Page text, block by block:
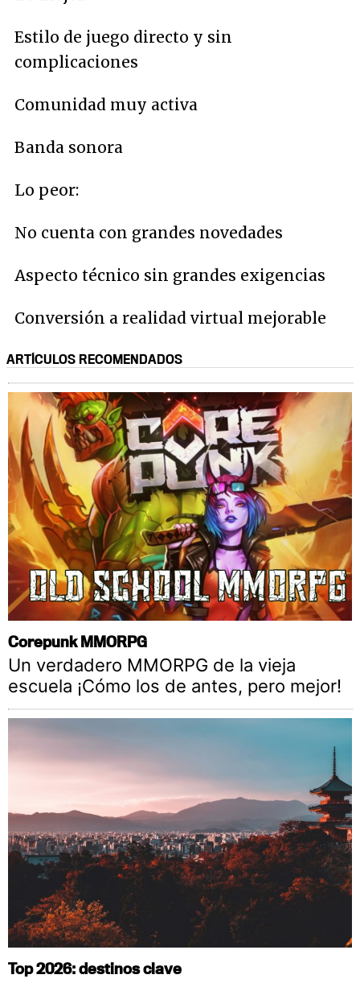
Estilo de juego directo y sin
complicaciones
Comunidad muy activa
Banda sonora
Lo peor:
No cuenta con grandes novedades
Aspecto técnico sin grandes exigencias
Conversión a realidad virtual mejorable
ARTÍCULOS RECOMENDADOS
Corepunk MMORPG
Un verdadero MMORPG de la vieja
escuela ¡Cómo los de antes, pero mejor!
Top 2026: destinos clave